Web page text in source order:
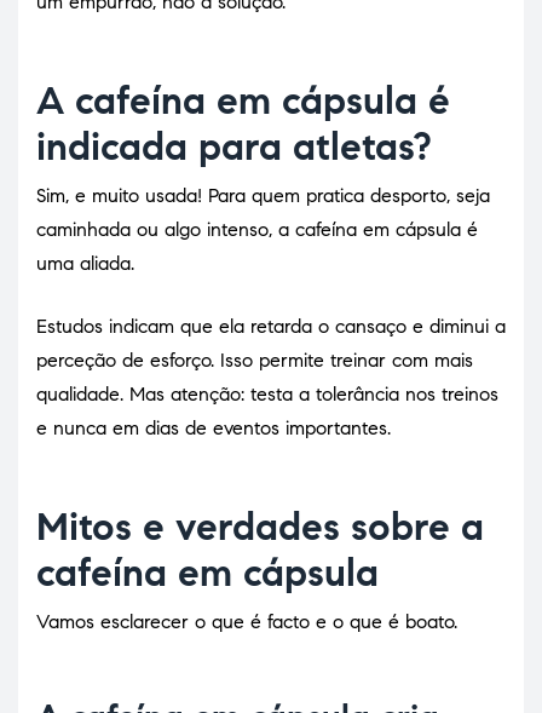
A cafeína em cápsula é
indicada para atletas?
Sim, e muito usada! Para quem pratica desporto, seja
caminhada ou algo intenso, a cafeína em cápsula é
uma aliada.
Estudos indicam que ela retarda o cansaço e diminui a
perceção de esforço. Isso permite treinar com mais
qualidade. Mas atenção: testa a tolerância nos treinos
e nunca em dias de eventos importantes.
Mitos e verdades sobre a
cafeína em cápsula
Vamos esclarecer o que é facto e o que é boato.